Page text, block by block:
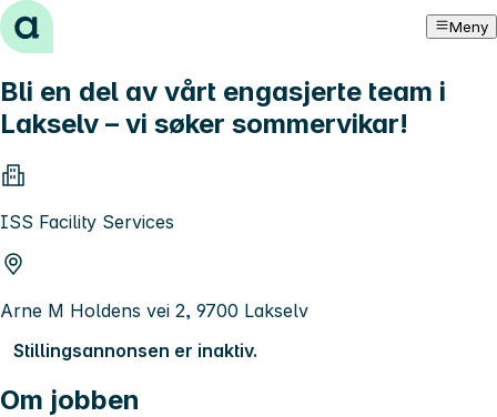
Hopp til innhold Meny
Bli en del av vårt engasjerte team i
Lakselv – vi søker sommervikar!
ISS Facility Services
Arne M Holdens vei 2, 9700 Lakselv
Stillingsannonsen er inaktiv.
Om jobben